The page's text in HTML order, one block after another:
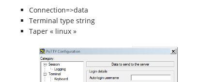
Connection=>data
Terminal type string
Taper « linux »